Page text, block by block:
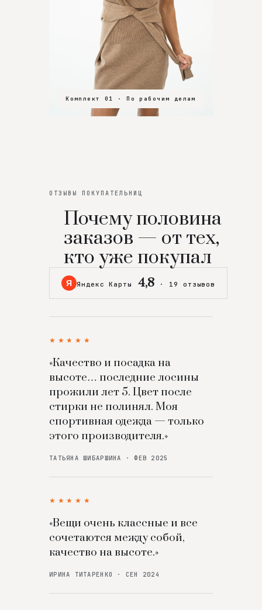
Комплект 01 · По рабочим делам
Комплект 02 · В зал
Комплект 03 · На особенный вечер
ОТЗЫВЫ ПОКУПАТЕЛЬНИЦ
Почему половина
заказов — от тех,
кто уже покупал
Я Яндекс Карты 4,8 · 19 отзывов
★★★★★
«Качество и посадка на
высоте… последние лосины
прожили лет 5. Цвет после
стирки не полинял. Моя
спортивная одежда — только
этого производителя.»
ТАТЬЯНА ШИБАРШИНА · ФЕВ 2025
★★★★★
«Вещи очень классные и все
сочетаются между собой,
качество на высоте.»
ИРИНА ТИТАРЕНКО · СЕН 2024